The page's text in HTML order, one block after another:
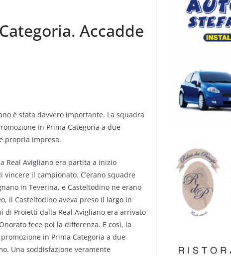
Accadde
è stata davvero importante. La squadra
in Prima Categoria a due
propria impresa.
Real Avigliano era partita a inizio
il campionato. C’erano squadre
in Teverina, e Casteltodino ne erano
il Casteltodino aveva preso il largo in
Proietti dalla Real Avigliano era arrivato
fece poi la differenza. E così, la
in Prima Categoria a due
Una soddisfazione veramente